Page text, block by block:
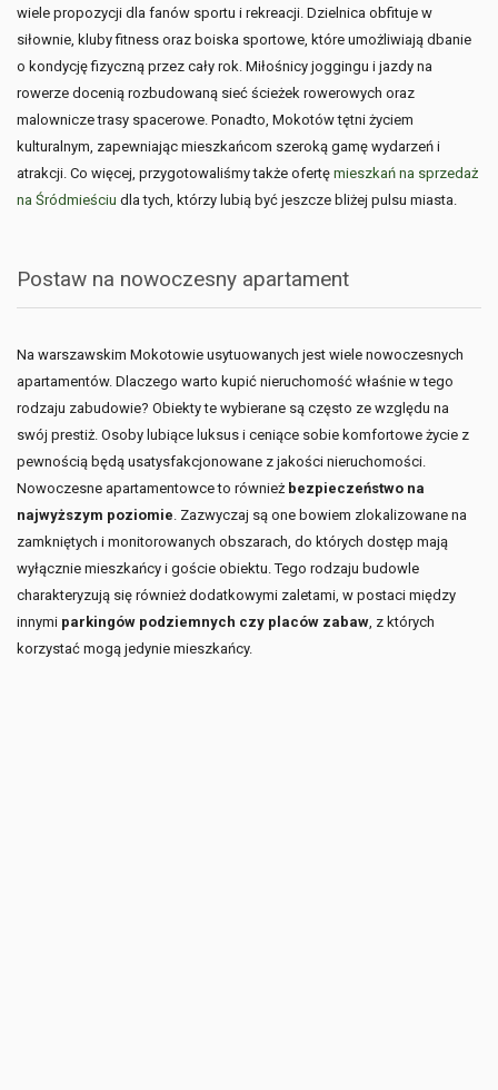
wiele propozycji dla fanów sportu i rekreacji. Dzielnica obfituje w
siłownie, kluby fitness oraz boiska sportowe, które umożliwiają dbanie
o kondycję fizyczną przez cały rok. Miłośnicy joggingu i jazdy na
rowerze docenią rozbudowaną sieć ścieżek rowerowych oraz
malownicze trasy spacerowe. Ponadto, Mokotów tętni życiem
kulturalnym, zapewniając mieszkańcom szeroką gamę wydarzeń i
atrakcji. Co więcej, przygotowaliśmy także ofertę mieszkań na sprzedaż
na Śródmieściu dla tych, którzy lubią być jeszcze bliżej pulsu miasta.
Postaw na nowoczesny apartament
Na warszawskim Mokotowie usytuowanych jest wiele nowoczesnych
apartamentów. Dlaczego warto kupić nieruchomość właśnie w tego
rodzaju zabudowie? Obiekty te wybierane są często ze względu na
swój prestiż. Osoby lubiące luksus i ceniące sobie komfortowe życie z
pewnością będą usatysfakcjonowane z jakości nieruchomości.
Nowoczesne apartamentowce to również bezpieczeństwo na
najwyższym poziomie. Zazwyczaj są one bowiem zlokalizowane na
zamkniętych i monitorowanych obszarach, do których dostęp mają
wyłącznie mieszkańcy i goście obiektu. Tego rodzaju budowle
charakteryzują się również dodatkowymi zaletami, w postaci między
innymi parkingów podziemnych czy placów zabaw, z których
korzystać mogą jedynie mieszkańcy.